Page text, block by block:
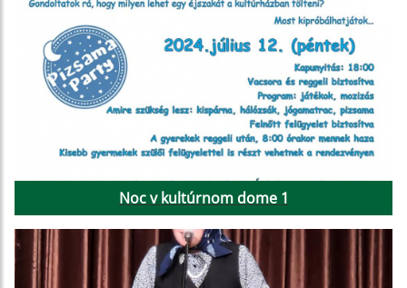
Noc v kultúrnom dome 1